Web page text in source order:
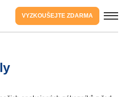
VYZKOUŠEJTE ZDARMA